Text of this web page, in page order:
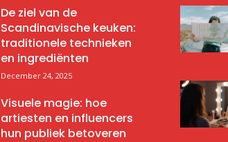
De ziel van de
Scandinavische keuken:
traditionele technieken
en ingrediënten
December 24, 2025
Visuele magie: hoe
artiesten en influencers
hun publiek betoveren